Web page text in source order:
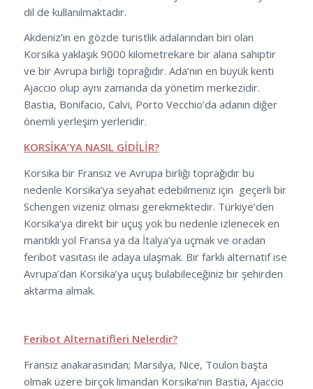
dil de kullanılmaktadır.
Akdeniz’in en gözde turistlik adalarından biri olan
Korsika yaklaşık 9000 kilometrekare bir alana sahiptir
ve bir Avrupa birliği toprağıdır. Ada’nın en büyük kenti
Ajaccio olup aynı zamanda da yönetim merkezidir.
Bastia, Bonifacio, Calvi, Porto Vecchio’da adanın diğer
önemli yerleşim yerleridir.
KORSİKA’YA NASIL GİDİLİR?
Korsika bir Fransız ve Avrupa birliği toprağıdır bu
nedenle Korsika’ya seyahat edebilmeniz için geçerli bir
Schengen vizeniz olması gerekmektedir. Türkiye’den
Korsika’ya direkt bir uçuş yok bu nedenle izlenecek en
mantıklı yol Fransa ya da İtalya’ya uçmak ve oradan
feribot vasıtası ile adaya ulaşmak. Bir farklı alternatif ise
Avrupa’dan Korsika’ya uçuş bulabileceğiniz bir şehirden
aktarma almak.
Feribot Alternatifleri Nelerdir?
Fransız anakarasından; Marsilya, Nice, Toulon başta
olmak üzere birçok limandan Korsika’nın Bastia, Ajaccio